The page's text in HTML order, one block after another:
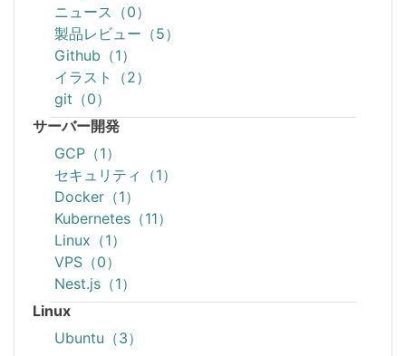
ニュース（0）
製品レビュー（5）
Github（1）
イラスト（2）
git（0）
サーバー開発
GCP（1）
セキュリティ（1）
Docker（1）
Kubernetes（11）
Linux（1）
VPS（0）
Nest.js（1）
Linux
Ubuntu（3）